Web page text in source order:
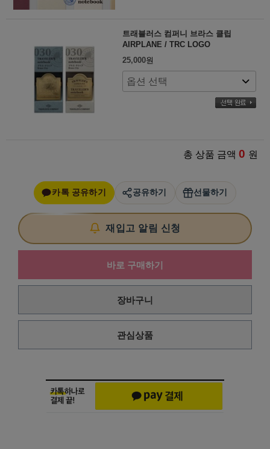
트래블러스 컴퍼니 브라스 클립
AIRPLANE / TRC LOGO
25,000원
총 상품 금액 0 원
카톡 공유하기 공유하기 선물하기
재입고 알림 신청
바로 구매하기
장바구니
관심상품